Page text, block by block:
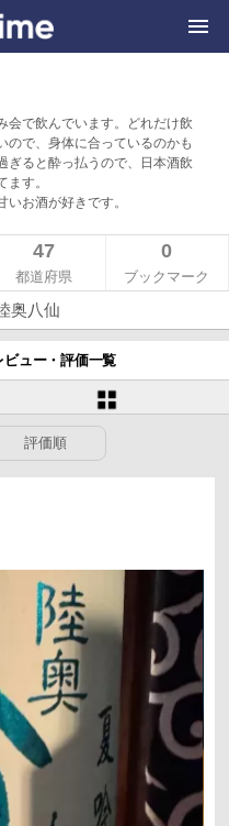
会で飲んでいます。どれだけ飲
ので、身体に合っているのかも
ぎると酔っ払うので、日本酒飲
ます。
いお酒が好きです。
47
都道府県
0
ブックマーク
奥八仙
ュー・評価一覧
評価順